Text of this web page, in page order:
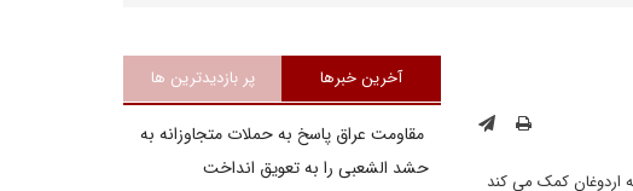
اردوغان کمک می کند
آخرین خبرها پر بازدیدترین ها
مقاومت عراق پاسخ به حملات متجاوزانه به
حشد الشعبی را به تعویق انداخت